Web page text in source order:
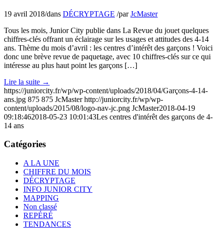
19 avril 2018/dans DÉCRYPTAGE /parJcMaster
Tous les mois, Junior City publie dans La Revue du jouet quelques
chiffres-clés offrant un éclairage sur les usages et attitudes des 4-14
ans. Thème du mois d’avril : les centres d’intérêt des garçons ! Voici
donc une brève revue de paquetage, avec 10 chiffres-clés sur ce qui
intéresse au plus haut point les garçons […]
Lire la suite →
https://juniorcity.fr/wp/wp-content/uploads/2018/04/Garçons-4-14-
ans.jpg 875 875 JcMaster http://juniorcity.fr/wp/wp-
content/uploads/2015/08/logo-nav-jc.png JcMaster2018-04-19
09:18:462018-05-23 10:01:43Les centres d'intérêt des garçons de 4-
14 ans
Catégories
A LA UNE
CHIFFRE DU MOIS
DÉCRYPTAGE
INFO JUNIOR CITY
MAPPING
Non classé
REPÉRÉ
TENDANCES